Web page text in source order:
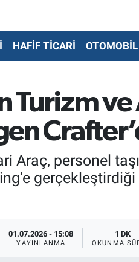
HAFİF TİCARİ OTOMOBİL
Turizm
Araç, personel
01.07.2026 - 15:08
YAYINLANMA
1 DK
OKUNMA